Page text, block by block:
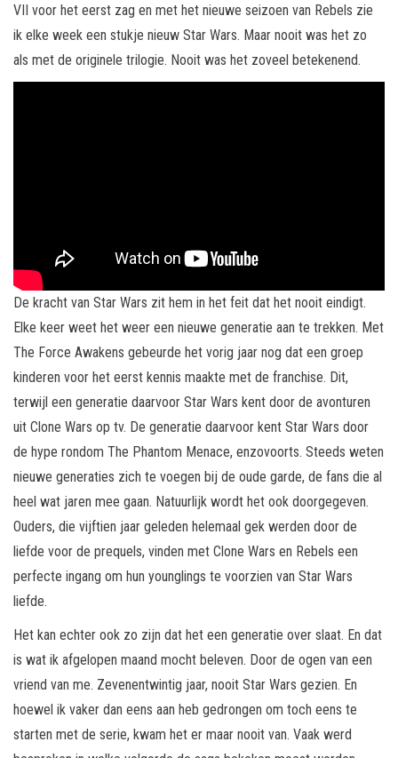
VII voor het eerst zag en met het nieuwe seizoen van Rebels zie
ik elke week een stukje nieuw Star Wars. Maar nooit was het zo
als met de originele trilogie. Nooit was het zoveel betekenend.
De kracht van Star Wars zit hem in het feit dat het nooit eindigt.
Elke keer weet het weer een nieuwe generatie aan te trekken. Met
The Force Awakens gebeurde het vorig jaar nog dat een groep
kinderen voor het eerst kennis maakte met de franchise. Dit,
terwijl een generatie daarvoor Star Wars kent door de avonturen
uit Clone Wars op tv. De generatie daarvoor kent Star Wars door
de hype rondom The Phantom Menace, enzovoorts. Steeds weten
nieuwe generaties zich te voegen bij de oude garde, de fans die al
heel wat jaren mee gaan. Natuurlijk wordt het ook doorgegeven.
Ouders, die vijftien jaar geleden helemaal gek werden door de
liefde voor de prequels, vinden met Clone Wars en Rebels een
perfecte ingang om hun younglings te voorzien van Star Wars
liefde.
Het kan echter ook zo zijn dat het een generatie over slaat. En dat
is wat ik afgelopen maand mocht beleven. Door de ogen van een
vriend van me. Zevenentwintig jaar, nooit Star Wars gezien. En
hoewel ik vaker dan eens aan heb gedrongen om toch eens te
starten met de serie, kwam het er maar nooit van. Vaak werd